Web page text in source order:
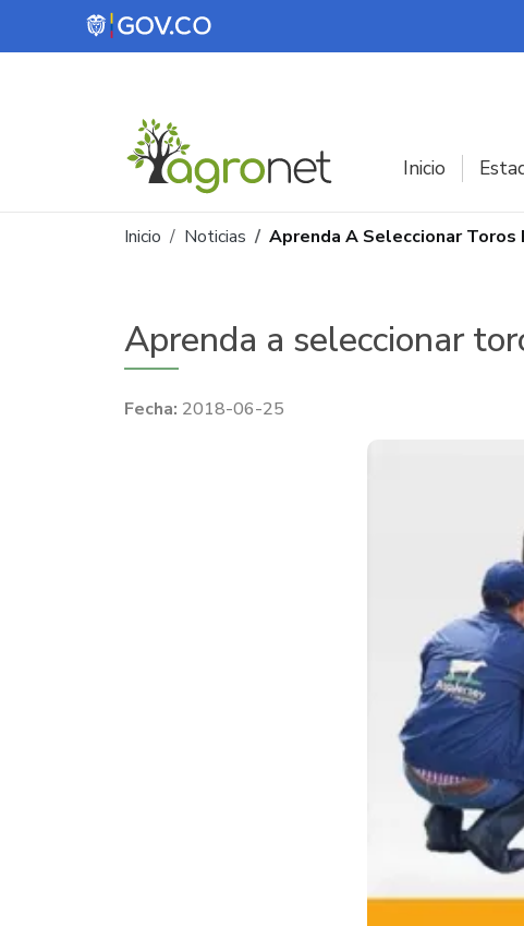
Pasar al contenido principal
Inicio
Ruta de navegación
Inicio Noticias Aprenda A Seleccionar Toros
Aprenda a seleccionar
2018-06-25